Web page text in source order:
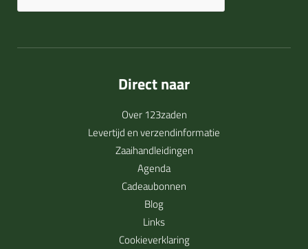
Direct naar
Over 123zaden
Levertijd en verzendinformatie
Zaaihandleidingen
Agenda
Cadeaubonnen
Blog
Links
Cookieverklaring